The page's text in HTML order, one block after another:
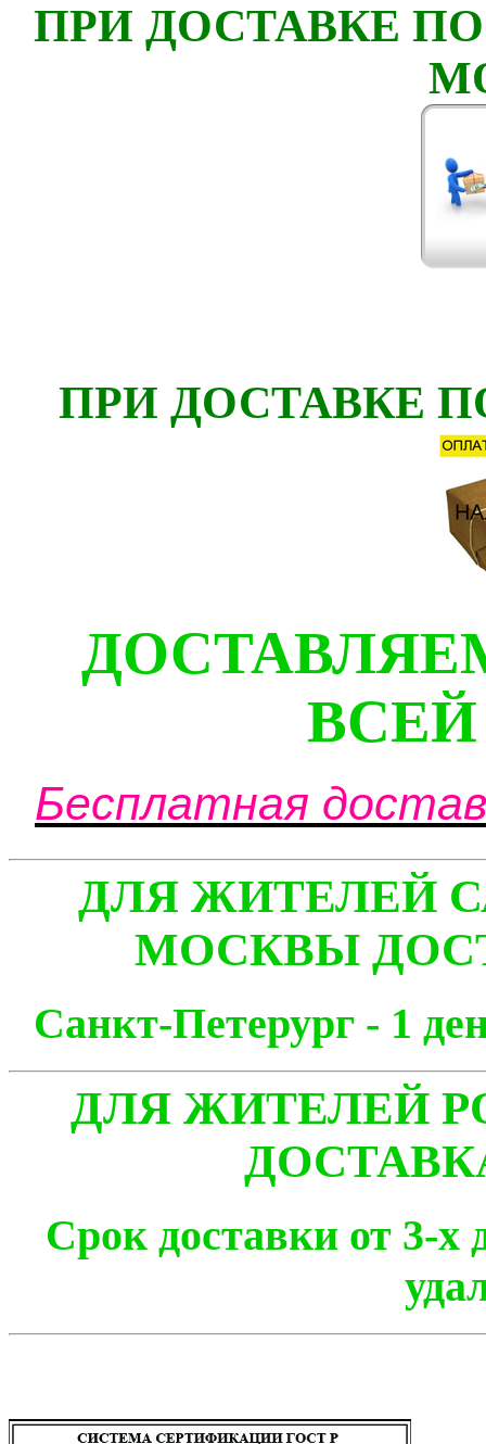
ПРИ ДОСТАВКЕ
ПРИ ДОСТАВКЕ
Бесплатная
ДЛЯ ЖИТЕЛЕЙ
МОСКВЫ
Санкт-Петерург -
ДЛЯ ЖИТЕЛЕЙ
Срок доставки от 3-х